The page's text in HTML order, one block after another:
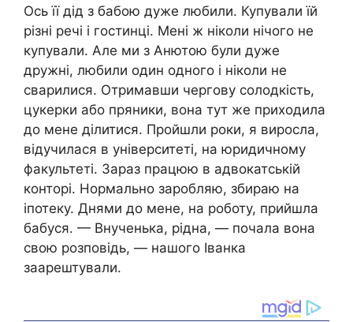
Ось її дід з бабою дуже любили. Купували їй
різні речі і гостинці. Мені ж ніколи нічого не
купували. Але ми з Анютою були дуже
дружні, любили один одного і ніколи не
сварилися. Отримавши чергову солодкість,
цукерки або пряники, вона тут же приходила
до мене ділитися. Пройшли роки, я виросла,
відучилася в університеті, на юридичному
факультеті. Зараз працюю в адвокатській
конторі. Нормально заробляю, збираю на
іпотеку. Днями до мене, на роботу, прийшла
бабуся. — Внученька, рідна, — почала вона
свою розповідь, — нашого Іванка
заарештували.